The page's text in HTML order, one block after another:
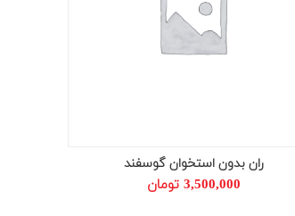
افزودن به سبد خرید
ران بدون استخوان گوسفند
3,500,000 تومان